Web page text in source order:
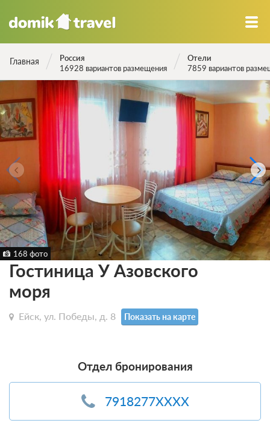
Главная
Россия
16928 вариантов размещения
Отели
7859 вариантов
168 фото
Гостиница У Азовского
моря
Ейск, ул. Победы, д. 8 Показать на карте
Отдел бронирования
7918277XXXX